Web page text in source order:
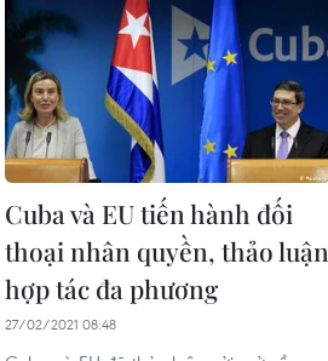
Cuba và EU tiến hành đối
thoại nhân quyền, thảo luận
hợp tác đa phương
27/02/2021 08:48